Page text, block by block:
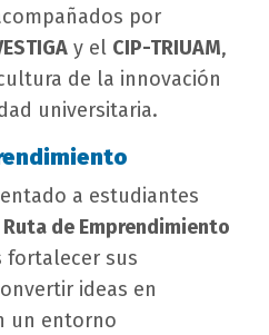
por
y el CIP-TRIUAM,
de la innovación
universitaria.
a estudiantes
Ruta de Emprendimiento
fortalecer sus
ideas en
un entorno